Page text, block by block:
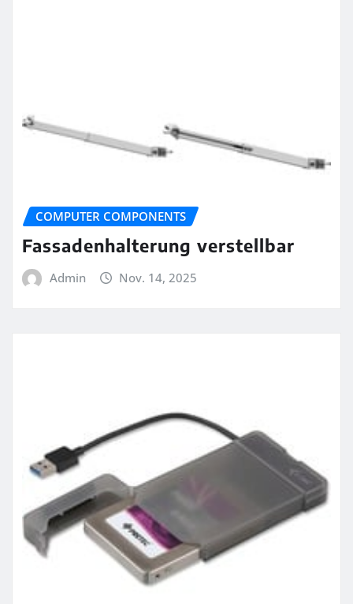
COMPUTER COMPONENTS
Fassadenhalterung verstellbar
Admin Nov. 14, 2025